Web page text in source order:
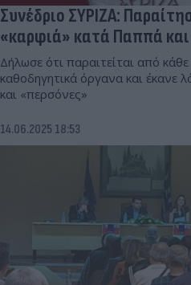
Συνέδριο ΣΥΡΙΖΑ:
«καρφιά» κατά Παππά
Δήλωσε ότι παραιτείται από
καθοδηγητικά όργανα και έκανε
και «περσόνες»
14.06.2025 18:53